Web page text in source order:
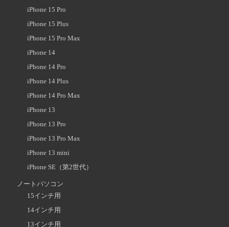
iPhone 15 Pro
iPhone 15 Plus
iPhone 15 Pro Max
iPhone 14
iPhone 14 Pro
iPhone 14 Plus
iPhone 14 Pro Max
iPhone 13
iPhone 13 Pro
iPhone 13 Pro Max
iPhone 13 mini
iPhone SE（第2世代）
ノートパソコン
15インチ用
14インチ用
13インチ用